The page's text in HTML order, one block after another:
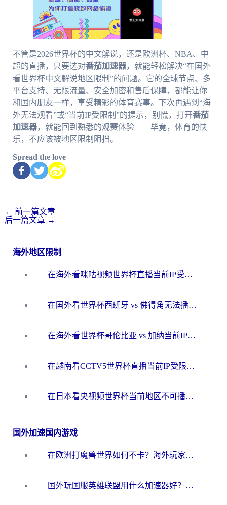
不管是2026世界杯的中文解说，还是欧洲杯、NBA、中
超的直播，只要选对番茄加速器，就能轻松解决“在国外
看世界杯中文解说地区限制”的问题。它的全球节点、多
平台支持、无限流量、安全加密和售后保障，都能让你
和国内朋友一样，享受精彩的体育赛事。下次再遇到“海
外无法观看”或“当前IP受限制”的提示，别慌，打开番茄
加速器，就能回到熟悉的观赛体验——毕竟，体育的快
乐，不应该被地区限制阻挡。
Spread the love
← 前一篇文章
后一篇文章 →
海外地区限制
在海外看咪咕视频世界杯直播当前IP受限制？这篇指南帮你搞定所有体育赛事观看难题
在国外看世界杯西班牙 vs 佛得角无法播放？这篇指南帮你解锁所有中文体育直播
在海外看世界杯哥伦比亚 vs 加纳当前IP受限制？这篇指南帮你流畅看中文解说赛事
在越南看CCTV5世界杯直播当前IP受限制？海外党体育观赛终极指南来了
在日本看央视频世界杯当前地区不可播放？海外党体育观赛终极指南
国外加速国内游戏
在欧洲打魔兽世界如何不卡？海外玩家的国服游戏加速终极攻略
国外玩国服英雄联盟用什么加速器好？海外党亲测有效的国服游戏加速指南